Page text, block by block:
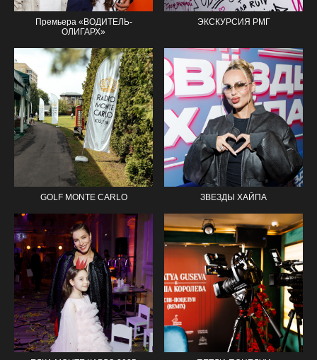
Премьера «ВОДИТЕЛЬ-
ОЛИГАРХ»
ЭКСКУРСИЯ РМГ
GOLF MONTE CARLO ЗВЕЗДЫ ХАЙПА